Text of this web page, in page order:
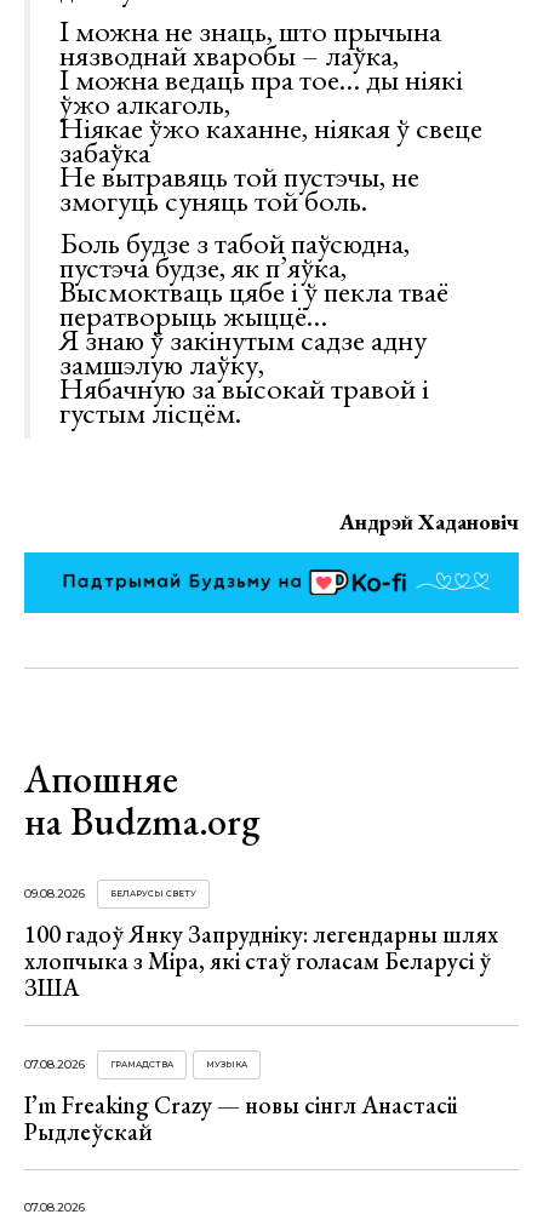
I можна не знаць, што прычына
нязводнай хваробы – лаўка,
I можна ведаць пра тое… ды нiякi
ўжо алкаголь,
Нiякае ўжо каханне, нiякая ў свеце
забаўка
Не вытравяць той пустэчы, не
змогуць суняць той боль.
Боль будзе з табой паўсюдна,
пустэча будзе, як п’яўка,
Высмоктваць цябе i ў пекла тваё
ператворыць жыццё…
Я знаю ў закiнутым садзе адну
замшэлую лаўку,
Нябачную за высокай травой i
густым лiсцём.
Андрэй Хадановіч
Апошняе
на Budzma.org
09.08.2026 БЕЛАРУСЫ СВЕТУ
100 гадоў Янку Запрудніку: легендарны шлях
хлопчыка з Міра, які стаў голасам Беларусі ў
ЗША
07.08.2026 ГРАМАДСТВА МУЗЫКА
I’m Freaking Crazy — новы сінгл Анастасіі
Рыдлеўскай
07.08.2026